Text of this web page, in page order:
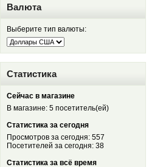
Валюта
Выберите тип валюты:
Статистика
Сейчас в магазине
В магазине: 5 посетитель(ей)
Статистика за сегодня
Просмотров за сегодня: 557
Посетителей за сегодня: 38
Статистика за всё время